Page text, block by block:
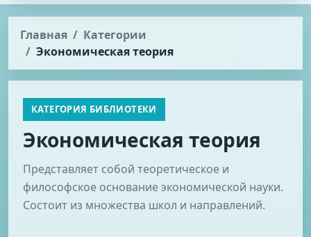
Главная
Категории
Экономическая теория
КАТЕГОРИЯ БИБЛИОТЕКИ
Экономическая теория
Представляет собой теоретическое и
философское основание экономической науки.
Состоит из множества школ и направлений.